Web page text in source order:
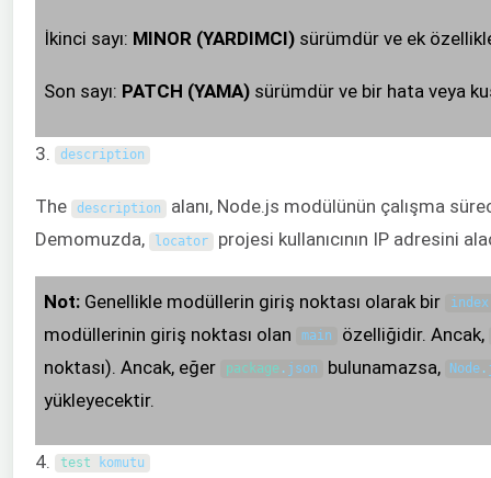
İkinci sayı: MINOR (YARDIMCI) sürümdür ve ek
Son sayı: PATCH (YAMA) sürümdür ve bir hata veya
3. description
The description alanı, Node.js modülünün çalışma
Demomuzda,
locator projesi kullanıcının IP adresini
Not: Genellikle modüllerin giriş noktası olarak bir index
modüllerinin giriş noktası olan main
özelliğidir. Ancak,
noktası). Ancak, eğer
package. json bulunamazsa, Node .
yükleyecektir.
4. test komutu